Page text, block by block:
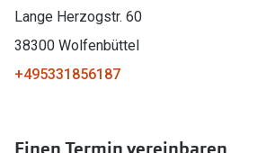
Lange Herzogstr. 60
38300 Wolfenbüttel
+495331856187
Einen Termin vereinbaren